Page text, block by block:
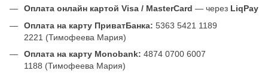
Оплата онлайн картой Visa / MasterCard — через LiqPay
Оплата на карту ПриватБанка: 5363 5421 1189
2221 (Тимофеева Мария)
Оплата на карту Monobank: 4874 0700 6007
1188 (Тимофеева Мария)